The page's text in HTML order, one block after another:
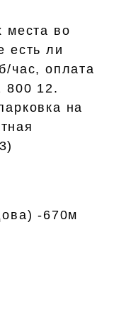
места во
есть ли
час, оплата
800 12.
на
-670м